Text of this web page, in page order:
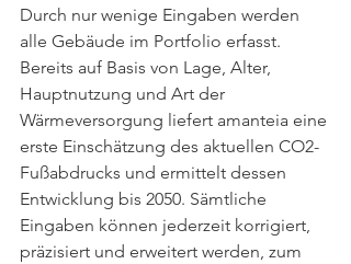
Durch nur wenige Eingaben werden
alle Gebäude im Portfolio erfasst.
Bereits auf Basis von Lage, Alter,
Hauptnutzung und Art der
Wärmeversorgung liefert amanteia eine
erste Einschätzung des aktuellen CO2-
Fußabdrucks und ermittelt dessen
Entwicklung bis 2050. Sämtliche
Eingaben können jederzeit korrigiert,
präzisiert und erweitert werden, zum